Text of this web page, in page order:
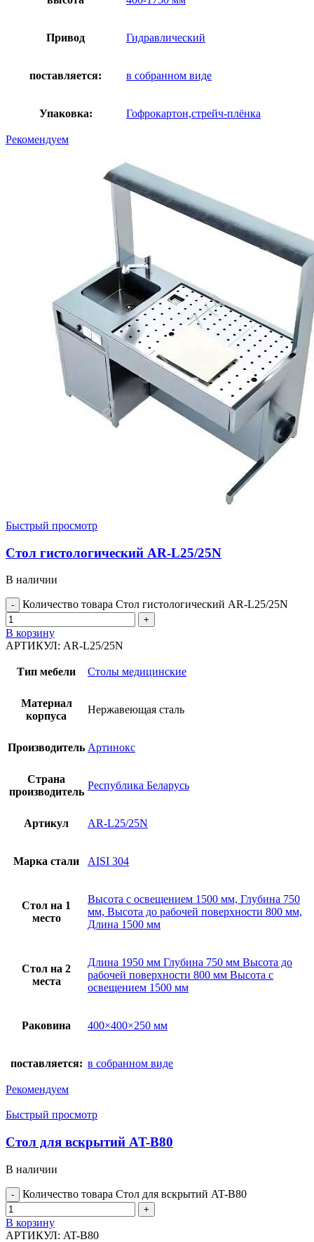
Привод Гидравлический
поставляется: в собранном виде
Упаковка: Гофрокартон,стрейч-плёнка
Рекомендуем
Быстрый просмотр
Стол гистологический AR-L25/25N
В наличии
Количество товара Стол гистологический AR-L25/25N
В корзину
АРТИКУЛ: AR-L25/25N
Тип мебели Столы медицинские
Материал
корпуса
Нержавеющая сталь
Производитель Артинокс
Страна
производитель
Республика Беларусь
Артикул AR-L25/25N
Марка стали AISI 304
Стол на 1
место
Высота с освещением 1500 мм, Глубина 750
мм, Высота до рабочей поверхности 800 мм,
Длина 1500 мм
Стол на 2
места
Длина 1950 мм Глубина 750 мм Высота до
рабочей поверхности 800 мм Высота с
освещением 1500 мм
Раковина 400×400×250 мм
поставляется: в собранном виде
Рекомендуем
Быстрый просмотр
Стол для вскрытий AT-B80
В наличии
Количество товара Стол для вскрытий AT-B80
В корзину
АРТИКУЛ: AT-B80